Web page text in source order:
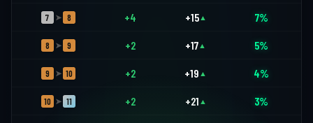
7 ➤ 8 +4 +15▲ 7%
8 ➤ 9 +2 +17 ▲ 5%
9 ➤ 10 +2 +19 ▲ 4%
10 ➤ 11 +2 +21 ▲ 3%